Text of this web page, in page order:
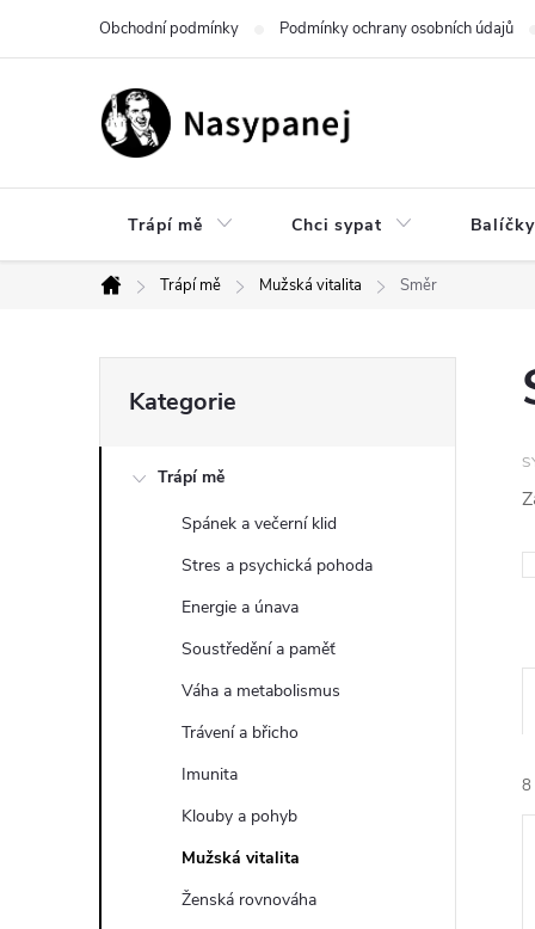
Obchodní podmínky Podmínky ochrany osobních údajů
Trápí mě Chci sypat Balíčky
Domů
Trápí mě Mužská vitalita Směr
o
kategorie
Kategorie
Trápí mě
Spánek a večerní klid
Stres a psychická pohoda
Energie a únava
Soustředění a paměť
Váha a metabolismus
Trávení a břicho
Imunita
Klouby a pohyb
Mužská vitalita
Ženská rovnováha
a8